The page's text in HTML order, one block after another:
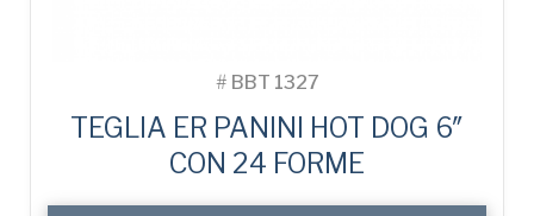
# BBT 1327
TEGLIA ER PANINI HOT DOG 6″
CON 24 FORME